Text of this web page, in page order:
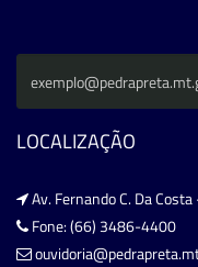
LOCALIZAÇÃO
Av. Fernando C. Da
Fone: (66) 3486-4400